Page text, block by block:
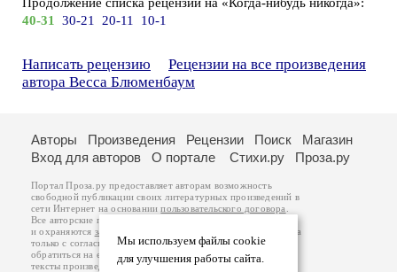
40-31
30-21 20-11 10-1
Написать рецензию
Рецензии на все произведения
автора Весса Блюменбаум
Мы используем файлы cookie
для улучшения работы сайта.
Авторы Произведения Рецензии Поиск
Магазин
Вход для авторов
О портале Стихи.ру Проза.ру
Портал Проза.ру предоставляет авторам возможность
свободной публикации своих литературных произведений в
сети Интернет на основаниипользовательского договора
Все авторские права на произведения принадлежат авторам
и охраняются законом
. Перепечатка произведений возможна
только с согласия его автора, к которому вы можете
обратиться на его авторской странице. Ответственность за
тексты произведений авторы несут самостоятельно на